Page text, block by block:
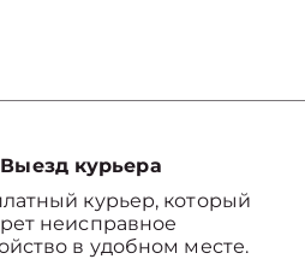
Выезд курьера
курьер, который
неисправное
в удобном месте.